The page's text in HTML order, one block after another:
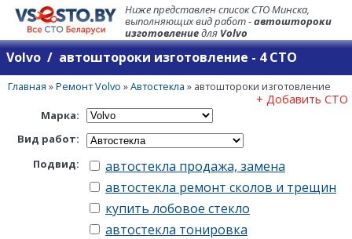
Ниже представлен список СТО Минска,
выполняющих вид работ -автоштороки
изготовлениедля Volvo
Volvo / автоштороки изготовление - 4 СТО
Главная »Ремонт Volvo »Автостекла » автоштороки изготовление
+ Добавить СТО
Марка:
Вид работ:
Подвид:
автостекла продажа, замена
автостекла ремонт сколов и трещин
купить лобовое стекло
автостекла тонировка